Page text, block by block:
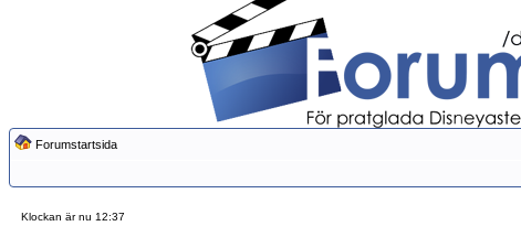
Forumstartsida
Klockan är nu 12:37